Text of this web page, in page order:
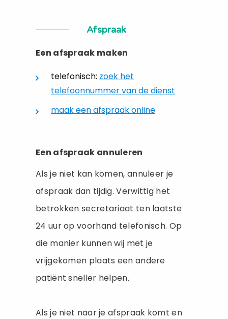
Afspraak
Een afspraak maken
telefonisch: zoek het
telefoonnummer van de dienst
maak een afspraak online
Een afspraak annuleren
Als je niet kan komen, annuleer je
afspraak dan tijdig. Verwittig het
betrokken secretariaat ten laatste
24 uur op voorhand telefonisch. Op
die manier kunnen wij met je
vrijgekomen plaats een andere
patiënt sneller helpen.
Als je niet naar je afspraak komt en